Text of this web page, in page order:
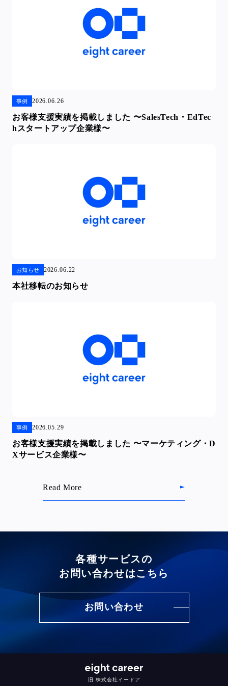
事例 2026.06.26
お客様支援実績を掲載しました 〜SalesTech・EdTec
hスタートアップ企業様〜
お知らせ 2026.06.22
本社移転のお知らせ
事例 2026.05.29
お客様支援実績を掲載しました 〜マーケティング・D
Xサービス企業様〜
Read More
各種サービスの
お問い合わせはこちら
お問い合わせ
旧 株式会社イードア